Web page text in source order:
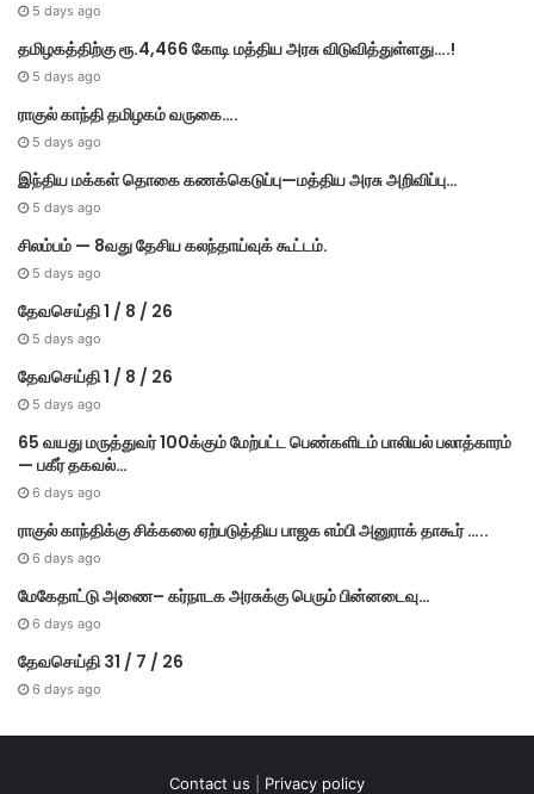
5 days ago
தமிழகத்திற்கு ரூ.4,466 கோடி மத்திய அரசு விடுவித்துள்ளது….!
5 days ago
ராகுல் காந்தி தமிழகம் வருகை….
5 days ago
இந்திய மக்கள் தொகை கணக்கெடுப்பு—மத்திய அரசு அறிவிப்பு…
5 days ago
சிலம்பம் — 8வது தேசிய கலந்தாய்வுக் கூட்டம்.
5 days ago
தேவசெய்தி 1 / 8 / 26
5 days ago
தேவசெய்தி 1 / 8 / 26
5 days ago
65 வயது மருத்துவர் 100க்கும் மேற்பட்ட பெண்களிடம் பாலியல் பலாத்காரம்
— பகீர் தகவல்…
6 days ago
ராகுல் காந்திக்கு சிக்கலை ஏற்படுத்திய பாஜக எம்பி அனுராக் தாகூர் …..
6 days ago
மேகே​தாட்டு அணை– கர்​நாடக அரசுக்கு பெரும் பின்​னடைவு…
6 days ago
தேவசெய்தி 31 / 7 / 26
6 days ago
Contact us Privacy policy